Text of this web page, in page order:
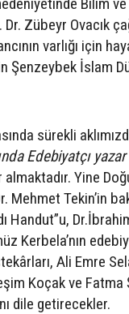
Zübeyr Ovacık
varlığı için
Şenzeybek İslam
sürekli
Edebiyatçı
Yine
Mehmet Tekin’in
Handut”u,
Kerbela’nın
Ali Emre
Koçak ve Fatma
dile getirecekler.